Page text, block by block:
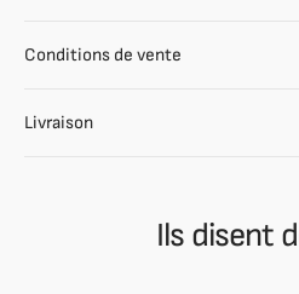
Conditions de vente
Livraison
Ils disent